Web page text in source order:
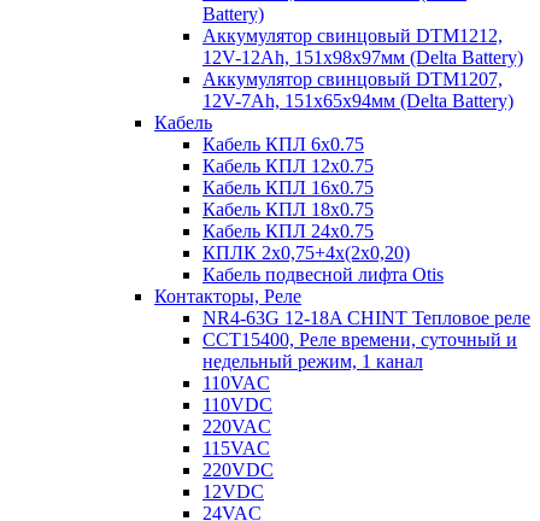
Battery)
Аккумулятор свинцовый DTM1212,
12V-12Ah, 151х98х97мм (Delta Battery)
Аккумулятор свинцовый DTM1207,
12V-7Ah, 151х65х94мм (Delta Battery)
Кабель
Кабель КПЛ 6х0.75
Кабель КПЛ 12х0.75
Кабель КПЛ 16х0.75
Кабель КПЛ 18х0.75
Кабель КПЛ 24х0.75
КПЛК 2х0,75+4х(2х0,20)
Кабель подвесной лифта Otis
Контакторы, Реле
NR4-63G 12-18A CHINT Тепловое реле
CCT15400, Реле времени, суточный и
недельный режим, 1 канал
110VAC
110VDC
220VAC
115VAC
220VDC
12VDC
24VAC